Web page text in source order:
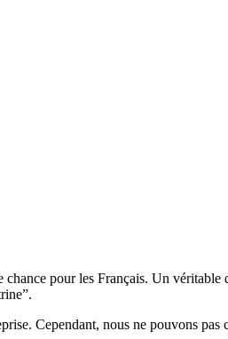
pour les Français. Un
Cependant, nous ne pouvons